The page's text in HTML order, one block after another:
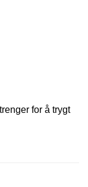
for å trygt